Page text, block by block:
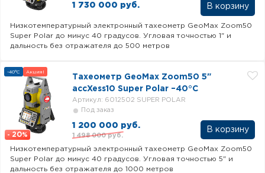
1 730 000 руб. В корзину
Низкотемпературный электронный тахеометр GeoMax Zoom50
Super Polar до минус 40 градусов. Угловая точностью 1" и
дальность без отражателя до 500 метров
-40°C Акция!
- 20%
Тахеометр GeoMax Zoom50 5"
accXess10 Super Polar –40°C
Под заказ
Артикул: 6012502 SUPER POLAR
1 200 000 руб.
1 498 000 руб.
В корзину
Низкотемпературный электронный тахеометр GeoMax Zoom50
Super Polar до минус 40 градусов. Угловая точностью 5" и
дальность без отражателя до 1000 метров